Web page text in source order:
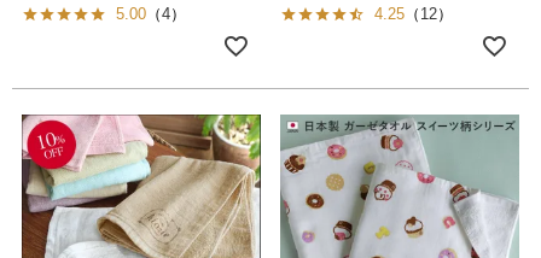
5.00 （4） 4.25 （ 12）